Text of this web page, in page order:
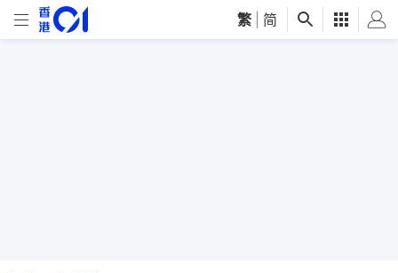
繁 简